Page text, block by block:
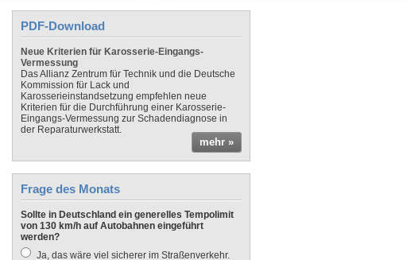
PDF-Download
Neue Kriterien für Karosserie-Eingangs-
Vermessung
Das Allianz Zentrum für Technik und die Deutsche
Kommission für Lack und
Karosserieinstandsetzung empfehlen neue
Kriterien für die Durchführung einer Karosserie-
Eingangs-Vermessung zur Schadendiagnose in
der Reparaturwerkstatt.
mehr »
Frage des Monats
Sollte in Deutschland ein generelles Tempolimit
von 130 km/h auf Autobahnen eingeführt
werden?
Ja, das wäre viel sicherer im Straßenverkehr.